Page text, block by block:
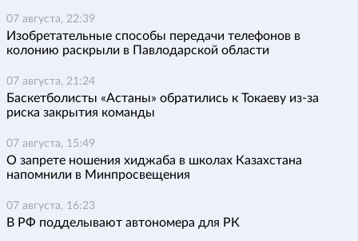
07 августа, 22:39
Изобретательные способы передачи телефонов в
колонию раскрыли в Павлодарской области
07 августа, 21:24
Баскетболисты «Астаны» обратились к Токаеву из-за
риска закрытия команды
07 августа, 15:49
О запрете ношения хиджаба в школах Казахстана
напомнили в Минпросвещения
07 августа, 16:23
В РФ подделывают автономера для РК